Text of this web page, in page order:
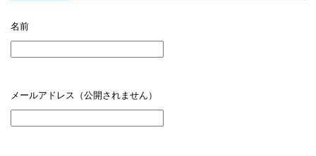
名前
メールアドレス（公開されません）